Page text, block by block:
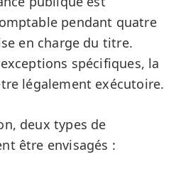
pendant quatre
en charge du titre.
spécifiques, la
légalement exécutoire.
deux types de
être envisagés :